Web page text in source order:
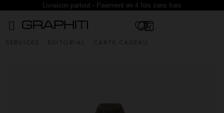
Livraison partout - Paiement en 4 fois sans frais
SERVICES EDITORIAL CARTE CADEAU